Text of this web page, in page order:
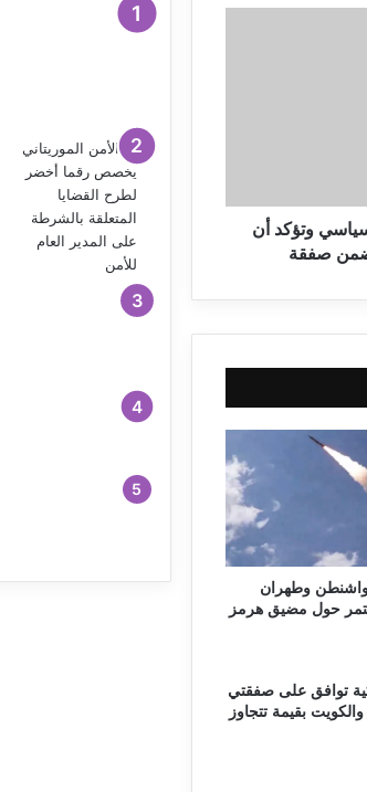
وتؤكد أن
ضمن صفقة
واشنطن وطهران
حول مضيق هرمز
توافق على صفقتي
بقيمة تتجاوز